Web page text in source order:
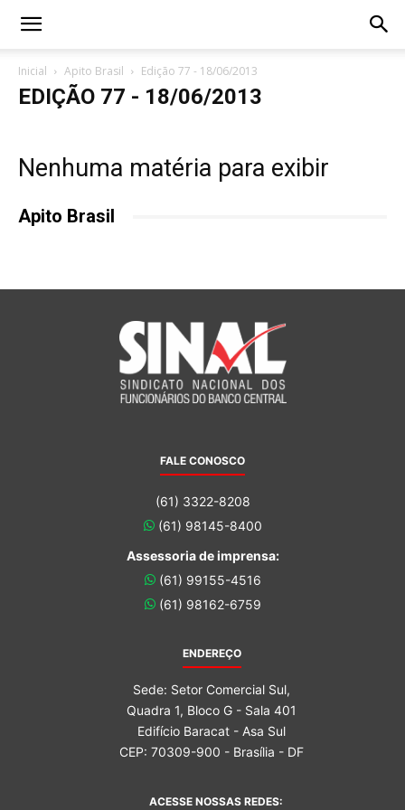
Inicial Apito Brasil Edição 77 - 18/06/2013
EDIÇÃO 77 - 18/06/2013
Nenhuma matéria para exibir
Apito Brasil
FALE CONOSCO
(61) 3322-8208
(61) 98145-8400
Assessoria de imprensa:
(61) 99155-4516
(61) 98162-6759
ENDEREÇO
Sede: Setor Comercial Sul,
Quadra 1, Bloco G - Sala 401
Edifício Baracat - Asa Sul
CEP: 70309-900 - Brasília - DF
ACESSE NOSSAS REDES: